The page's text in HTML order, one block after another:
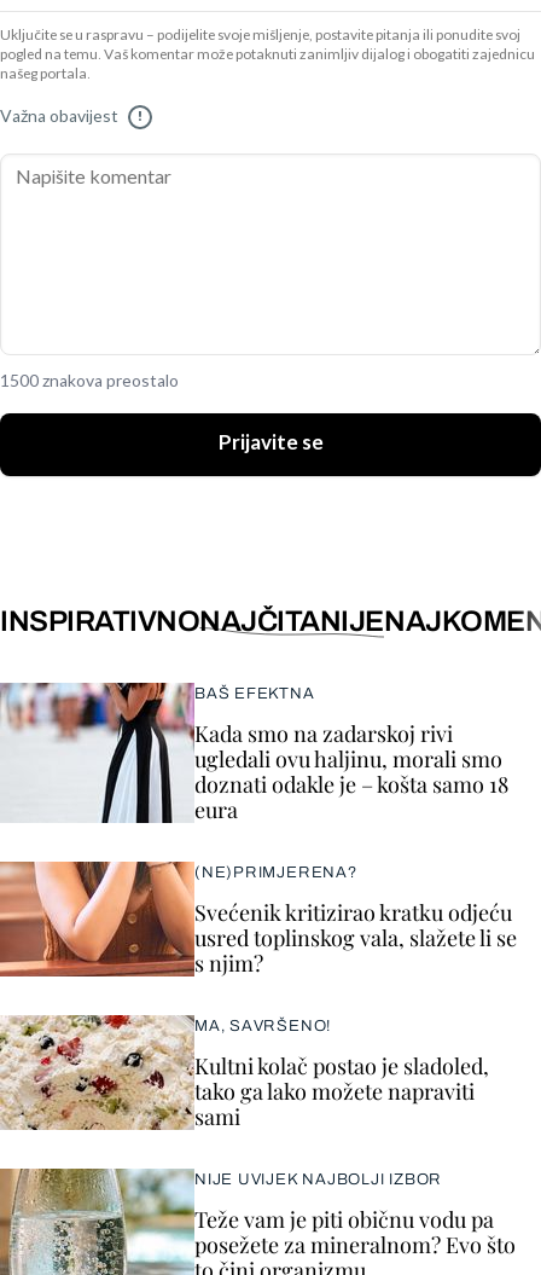
Uključite se u raspravu – podijelite svoje mišljenje, postavite pitanja ili ponudite svoj
pogled na temu. Vaš komentar može potaknuti zanimljiv dijalog i obogatiti zajednicu
našeg portala.
Važna obavijest !
1500 znakova preostalo
Prijavite se
INSPIRATIVNONAJČITANIJE
BAŠ EFEKTNA
Kada smo na zadarskoj rivi
ugledali ovu haljinu, morali smo
doznati odakle je – košta samo 18
eura
(NE)PRIMJERENA?
Svećenik kritizirao kratku odjeću
usred toplinskog vala, slažete li se
s njim?
MA, SAVRŠENO!
Kultni kolač postao je sladoled,
tako ga lako možete napraviti
sami
NIJE UVIJEK NAJBOLJI IZBOR
Teže vam je piti običnu vodu pa
posežete za mineralnom? Evo što